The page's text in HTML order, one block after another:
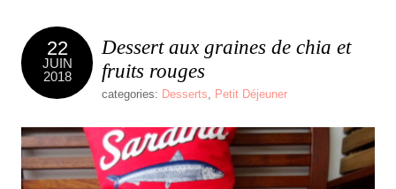
22
JUIN
2018
Dessert aux graines de chia et
fruits rouges
categories: Desserts, Petit Déjeuner